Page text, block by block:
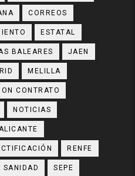
CORREOS
ESTATAL
BALEARES JAEN
MELILLA
CONTRATO
NOTICIAS
RENFE
SANIDAD SEPE